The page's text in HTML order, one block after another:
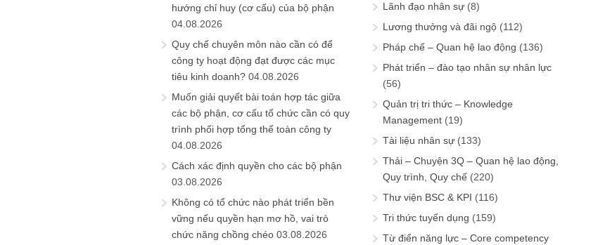
hướng chỉ huy (cơ cấu) của bộ phận
04.08.2026
Quy chế chuyên môn nào cần có để
công ty hoạt động đạt được các mục
tiêu kinh doanh? 04.08.2026
Muốn giải quyết bài toán hợp tác giữa
các bộ phận, cơ cấu tổ chức cần có quy
trình phối hợp tổng thể toàn công ty
04.08.2026
Cách xác định quyền cho các bộ phận
03.08.2026
Không có tổ chức nào phát triển bền
vững nếu quyền hạn mơ hồ, vai trò
chức năng chồng chéo 03.08.2026
Lãnh đạo nhân sự (8)
Lương thưởng và đãi ngộ (112)
Pháp chế – Quan hệ lao động (136)
Phát triển – đào tạo nhân sự nhân lực
(56)
Quản trị tri thức – Knowledge
Management (19)
Tài liệu nhân sự (133)
Thải – Chuyện 3Q – Quan hệ lao động,
Quy trình, Quy chế (220)
Thư viện BSC & KPI (116)
Tri thức tuyển dụng (159)
Từ điển năng lực – Core competency